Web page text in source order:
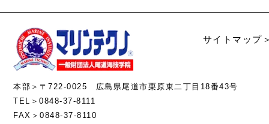
サイトマップ
本部＞〒722-0025 広島県尾道市栗原東二丁目18番43号
TEL＞0848-37-8111
FAX＞0848-37-8110